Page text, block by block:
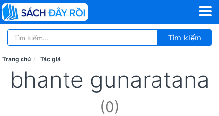
Tìm kiếm
Trang chủ Tác giả
bhante gunaratana
(0)